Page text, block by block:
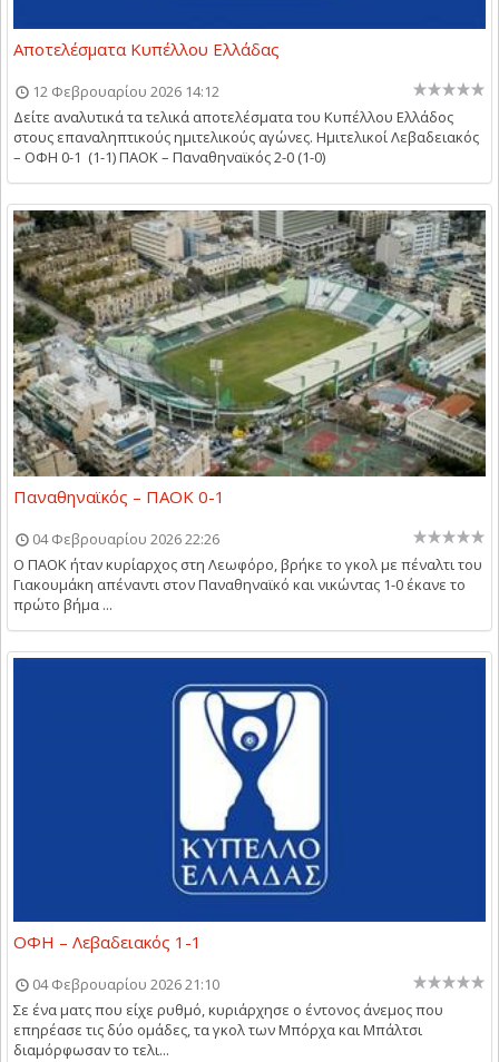
Αποτελέσματα Κυπέλλου Ελλάδας
12 Φεβρουαρίου 2026 14:12
Δείτε αναλυτικά τα τελικά αποτελέσματα του Κυπέλλου Ελλάδος
στους επαναληπτικούς ημιτελικούς αγώνες. Ημιτελικοί Λεβαδειακός
– ΟΦΗ 0-1 (1-1) ΠΑΟΚ – Παναθηναϊκός 2-0 (1-0)
Παναθηναϊκός – ΠΑΟΚ 0-1
04 Φεβρουαρίου 2026 22:26
Ο ΠΑΟΚ ήταν κυρίαρχος στη Λεωφόρο, βρήκε το γκολ με πέναλτι του
Γιακουμάκη απέναντι στον Παναθηναϊκό και νικώντας 1-0 έκανε το
πρώτο βήμα ...
ΟΦΗ – Λεβαδειακός 1-1
04 Φεβρουαρίου 2026 21:10
Σε ένα ματς που είχε ρυθμό, κυριάρχησε ο έντονος άνεμος που
επηρέασε τις δύο ομάδες, τα γκολ των Μπόρχα και Μπάλτσι
διαμόρφωσαν το τελι...